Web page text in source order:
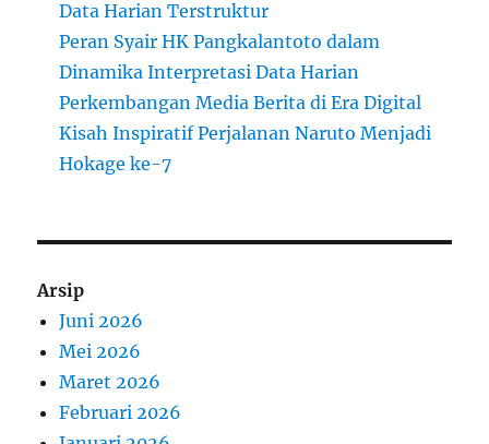
Data Harian Terstruktur
Peran Syair HK Pangkalantoto dalam
Dinamika Interpretasi Data Harian
Perkembangan Media Berita di Era Digital
Kisah Inspiratif Perjalanan Naruto Menjadi
Hokage ke-7
Arsip
Juni 2026
Mei 2026
Maret 2026
Februari 2026